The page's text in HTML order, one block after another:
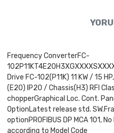
Frequency ConverterFC-
Drive FC-102(P11K) 11 KW / 15
(E20) IP20 / Chassis(H3) RFI
chopperGraphical Loc. Cont.
OptionLatest release std.
optionPROFIBUS DP MCA 101,
according to Model Code